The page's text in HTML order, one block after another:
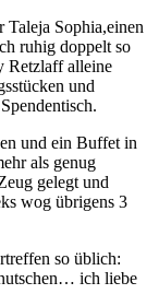
Taleja Sophia,einen
ruhig doppelt so
Retzlaff alleine
und
und ein Buffet in
als genug
gelegt und
wog übrigens 3
so üblich:
ich liebe